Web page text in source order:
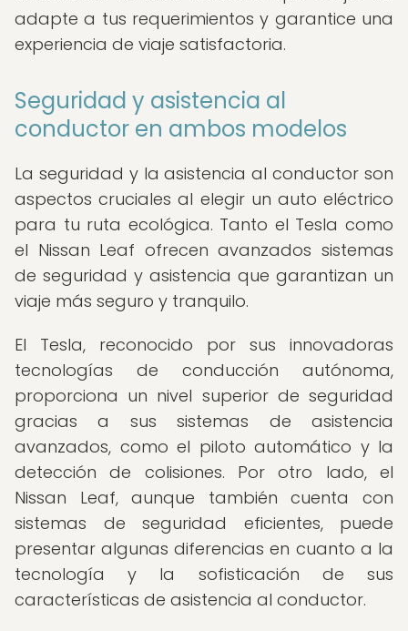
adapte a tus requerimientos y garantice una
experiencia de viaje satisfactoria.
Seguridad y asistencia al
conductor en ambos modelos
La seguridad y la asistencia al conductor son
aspectos cruciales al elegir un auto eléctrico
para tu ruta ecológica. Tanto el Tesla como
el Nissan Leaf ofrecen avanzados sistemas
de seguridad y asistencia que garantizan un
viaje más seguro y tranquilo.
El Tesla, reconocido por sus innovadoras
tecnologías de conducción autónoma,
proporciona un nivel superior de seguridad
gracias a sus sistemas de asistencia
avanzados, como el piloto automático y la
detección de colisiones. Por otro lado, el
Nissan Leaf, aunque también cuenta con
sistemas de seguridad eficientes, puede
presentar algunas diferencias en cuanto a la
tecnología y la sofisticación de sus
características de asistencia al conductor.